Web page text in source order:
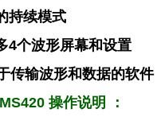
持续模式
4个波形屏幕和设置
传输波形和数据的软件
操作说明 ：